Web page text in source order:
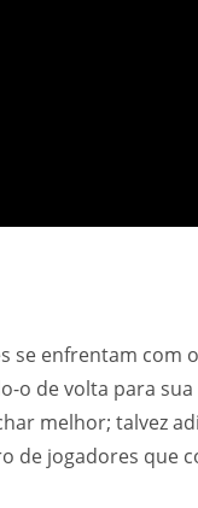
se enfrentam com
o de volta para
melhor; talvez
de jogadores que